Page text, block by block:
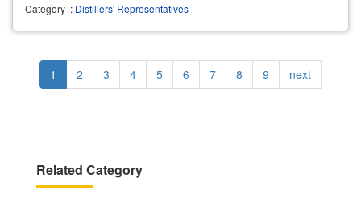
Category : Distillers' Representatives
Pagination
Current
page
1 Page
2 Page
3 Page
4 Page
5 Page
6 Page
7 Page
8 Page
9
Next
page
next
Related Category